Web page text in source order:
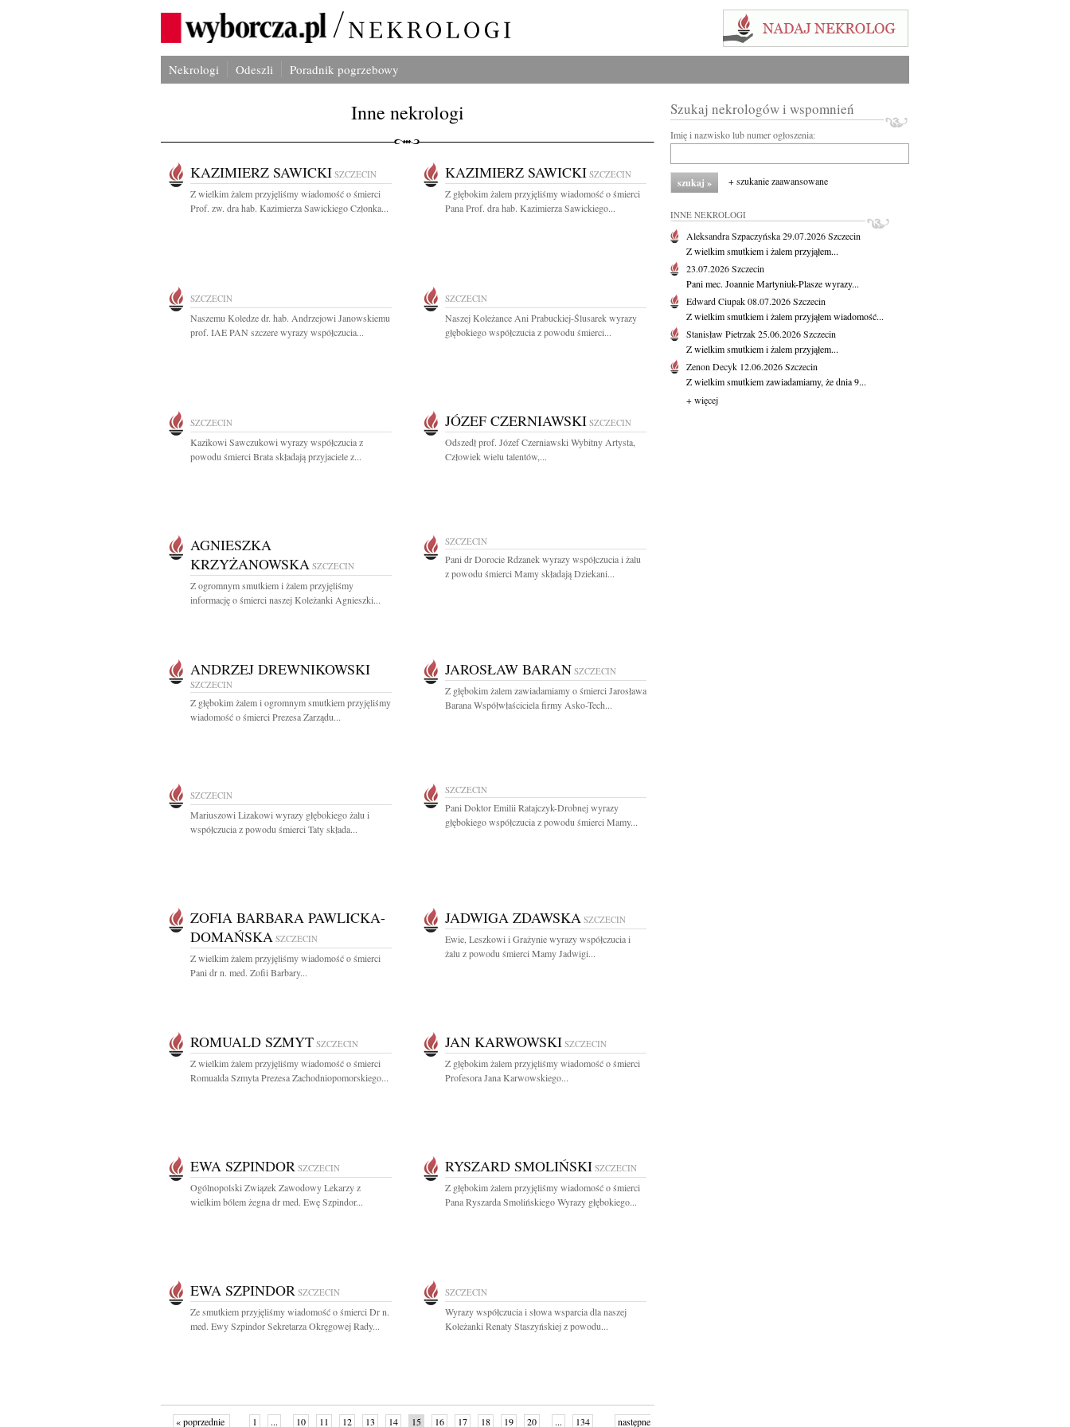
Nekrologi Odeszli Poradnik pogrzebowy
Inne nekrologi
KAZIMIERZ SAWICKI SZCZECIN
Z wielkim żalem przyjęliśmy wiadomość o śmierci
Prof. zw. dra hab. Kazimierza Sawickiego Członka...
KAZIMIERZ SAWICKI SZCZECIN
Z głębokim żalem przyjęliśmy wiadomość o śmierci
Pana Prof. dra hab. Kazimierza Sawickiego...
SZCZECIN
Naszemu Koledze dr. hab. Andrzejowi Janowskiemu
prof. IAE PAN szczere wyrazy współczucia...
SZCZECIN
Naszej Koleżance Ani Prabuckiej-Ślusarek wyrazy
głębokiego współczucia z powodu śmierci...
SZCZECIN
Kazikowi Sawczukowi wyrazy współczucia z
powodu śmierci Brata składają przyjaciele z...
JÓZEF CZERNIAWSKI SZCZECIN
Odszedł prof. Józef Czerniawski Wybitny Artysta,
Człowiek wielu talentów,...
AGNIESZKA
KRZYŻANOWSKA SZCZECIN
Z ogromnym smutkiem i żalem przyjęliśmy
informację o śmierci naszej Koleżanki Agnieszki...
SZCZECIN
Pani dr Dorocie Rdzanek wyrazy współczucia i żalu
z powodu śmierci Mamy składają Dziekani...
ANDRZEJ DREWNIKOWSKI
SZCZECIN
Z głębokim żalem i ogromnym smutkiem przyjęliśmy
wiadomość o śmierci Prezesa Zarządu...
JAROSŁAW BARAN SZCZECIN
Z głębokim żalem zawiadamiamy o śmierci Jarosława
Barana Współwłaściciela firmy Asko-Tech...
SZCZECIN
Mariuszowi Lizakowi wyrazy głębokiego żalu i
współczucia z powodu śmierci Taty składa...
SZCZECIN
Pani Doktor Emilii Ratajczyk-Drobnej wyrazy
głębokiego współczucia z powodu śmierci Mamy...
ZOFIA BARBARA PAWLICKA-
DOMAŃSKA SZCZECIN
Z wielkim żalem przyjęliśmy wiadomość o śmierci
Pani dr n. med. Zofii Barbary...
JADWIGA ZDAWSKA SZCZECIN
Ewie, Leszkowi i Grażynie wyrazy współczucia i
żalu z powodu śmierci Mamy Jadwigi...
ROMUALD SZMYT SZCZECIN
Z wielkim żalem przyjęliśmy wiadomość o śmierci
Romualda Szmyta Prezesa Zachodniopomorskiego...
JAN KARWOWSKI SZCZECIN
Z głębokim żalem przyjęliśmy wiadomość o śmierci
Profesora Jana Karwowskiego...
EWA SZPINDOR SZCZECIN
Ogólnopolski Związek Zawodowy Lekarzy z
wielkim bólem żegna dr med. Ewę Szpindor...
RYSZARD SMOLIŃSKI SZCZECIN
Z głębokim żalem przyjęliśmy wiadomość o śmierci
Pana Ryszarda Smolińskiego Wyrazy głębokiego...
EWA SZPINDOR SZCZECIN
Ze smutkiem przyjęliśmy wiadomość o śmierci Dr n.
med. Ewy Szpindor Sekretarza Okręgowej Rady...
SZCZECIN
Wyrazy współczucia i słowa wsparcia dla naszej
Koleżanki Renaty Staszyńskiej z powodu...
« poprzednie 1 ... 10 11 12 13 14 15 16 17 18 19 20 ... 134 następne
Szukaj nekrologów i wspomnień
Imię i nazwisko lub numer ogłoszenia:
+ szukanie zaawansowane
INNE NEKROLOGI
Aleksandra Szpaczyńska29.07.2026Szczecin
Z wielkim smutkiem i żalem przyjąłem...
23.07.2026Szczecin
Pani mec. Joannie Martyniuk-Plasze wyrazy...
Edward Ciupak08.07.2026Szczecin
Z wielkim smutkiem i żalem przyjąłem wiadomość...
Stanisław Pietrzak25.06.2026Szczecin
Z wielkim smutkiem i żalem przyjąłem...
Zenon Decyk 12.06.2026Szczecin
Z wielkim smutkiem zawiadamiamy, że dnia 9...
+ więcej